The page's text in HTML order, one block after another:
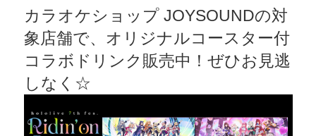
カラオケショップ JOYSOUNDの対
象店舗で、オリジナルコースター付
コラボドリンク販売中！ぜひお見逃
しなく☆